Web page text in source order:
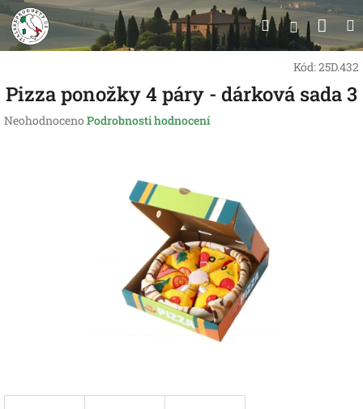
Přejít
na
obsah
Hledat
Kód:25D.432
Pizza ponožky 4 páry - dárková sada 3
Průměrné
Neohodnoceno Podrobnosti hodnocení